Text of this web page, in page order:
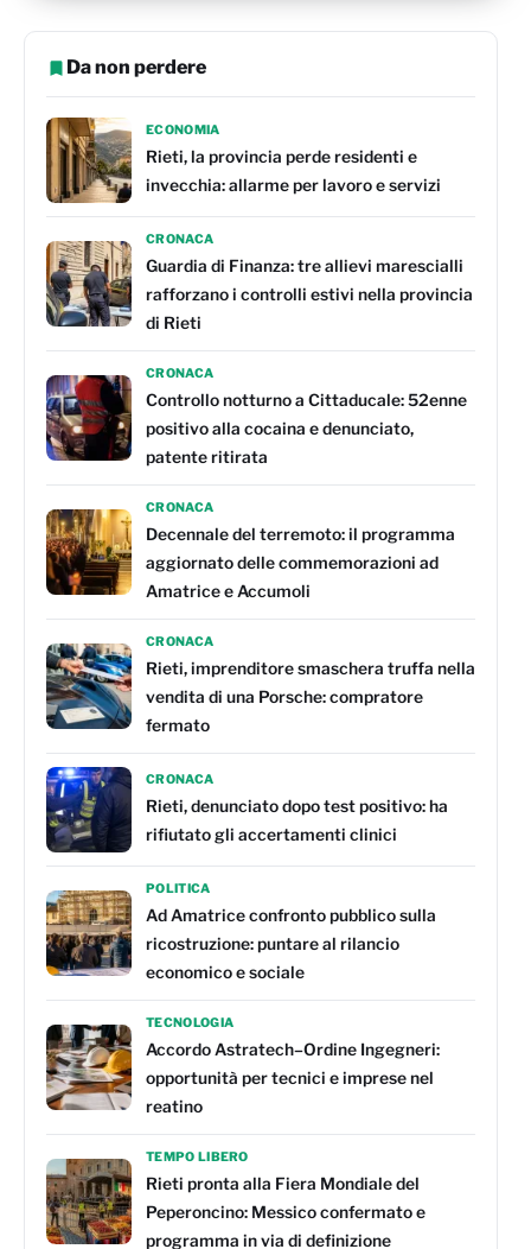
Da non perdere
ECONOMIA
Rieti, la provincia perde residenti e
invecchia: allarme per lavoro e servizi
CRONACA
Guardia di Finanza: tre allievi marescialli
rafforzano i controlli estivi nella provincia
di Rieti
CRONACA
Controllo notturno a Cittaducale: 52enne
positivo alla cocaina e denunciato,
patente ritirata
CRONACA
Decennale del terremoto: il programma
aggiornato delle commemorazioni ad
Amatrice e Accumoli
CRONACA
Rieti, imprenditore smaschera truffa nella
vendita di una Porsche: compratore
fermato
CRONACA
Rieti, denunciato dopo test positivo: ha
rifiutato gli accertamenti clinici
POLITICA
Ad Amatrice confronto pubblico sulla
ricostruzione: puntare al rilancio
economico e sociale
TECNOLOGIA
Accordo Astratech–Ordine Ingegneri:
opportunità per tecnici e imprese nel
reatino
TEMPO LIBERO
Rieti pronta alla Fiera Mondiale del
Peperoncino: Messico confermato e
programma in via di definizione